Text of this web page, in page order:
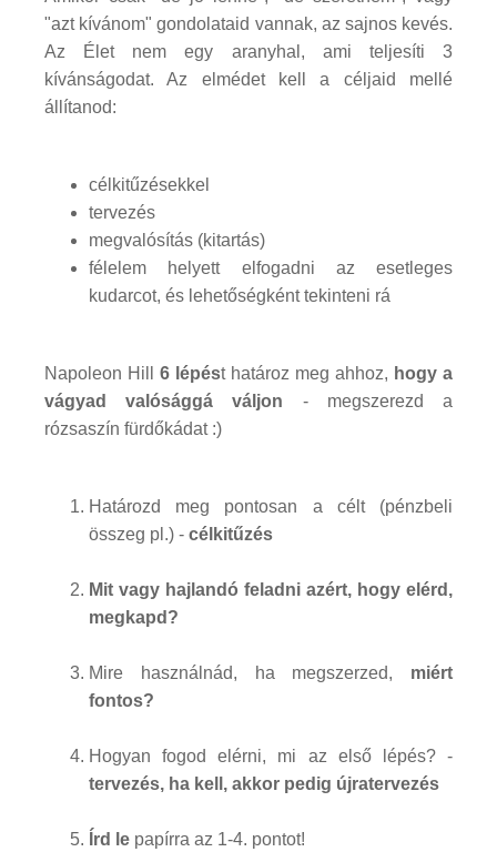
"azt kívánom" gondolataid vannak, az sajnos kevés.
Az Élet nem egy aranyhal, ami teljesíti 3
kívánságodat. Az elmédet kell a céljaid mellé
állítanod:
célkitűzésekkel
tervezés
megvalósítás (kitartás)
félelem helyett elfogadni az esetleges
kudarcot, és lehetőségként tekinteni rá
Napoleon Hill 6 lépést határoz meg ahhoz, hogy a
vágyad valósággá váljon - megszerezd a
rózsaszín fürdőkádat :)
Határozd meg pontosan a célt (pénzbeli
összeg pl.) - célkitűzés
Mit vagy hajlandó feladni azért, hogy elérd,
megkapd?
Mire használnád, ha megszerzed, miért
fontos?
Hogyan fogod elérni, mi az első lépés? -
tervezés, ha kell, akkor pedig újratervezés
Írd le papírra az 1-4. pontot!